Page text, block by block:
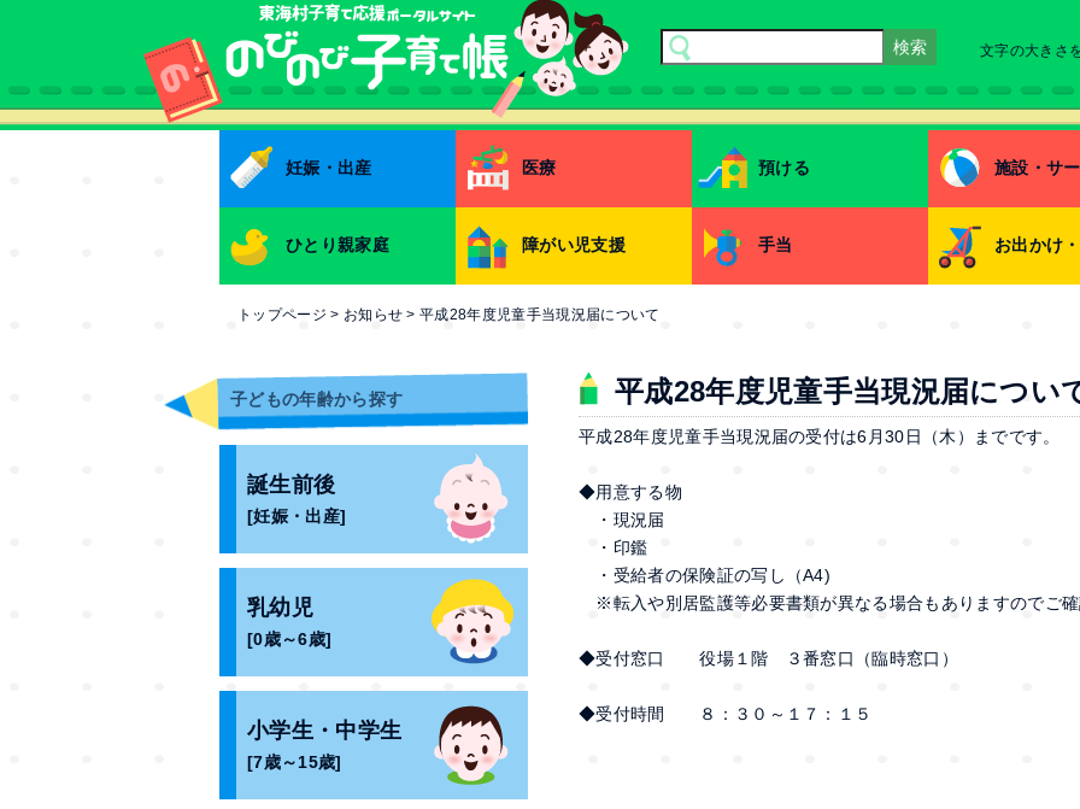
文字の大きさ
妊娠・出産 医療 預ける 施設・サ
ひとり親家庭 障がい児支援 手当 お出かけ
トップページ > お知らせ >平成28年度児童手当現況届について
子どもの年齢から探す
誕生前後
[妊娠・出産]
乳幼児
[0歳～6歳]
小学生・中学生
[7歳～15歳]
平成28年度児童手当現況届につい
平成28年度児童手当現況届の受付は6月30日（木）までです。
◆用意する物
・現況届
・印鑑
・受給者の保険証の写し（A4)
※転入や別居監護等必要書類が異なる場合もありますのでご確
◆受付窓口 役場１階 ３番窓口（臨時窓口）
◆受付時間 ８：３０～１７：１５